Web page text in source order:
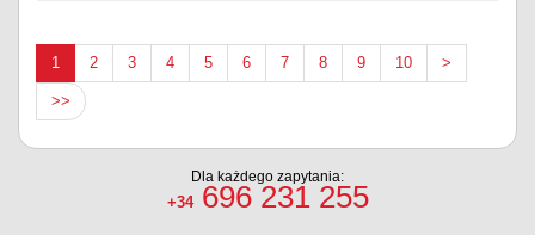
1 2 3 4 5 6 7 8 9 10 >
>>
Dla każdego zapytania:
+34696 231 255